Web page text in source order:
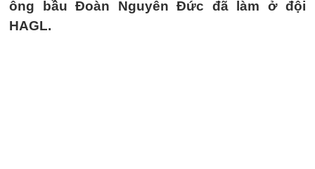
ông bầu Đoàn Nguyên Đức đã làm ở đội
HAGL.